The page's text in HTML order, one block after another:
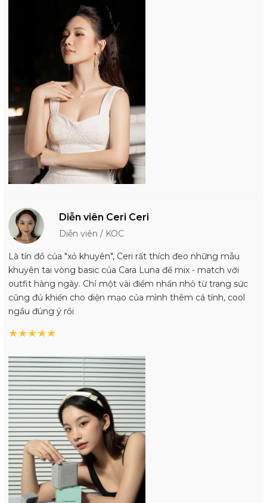
Diễn viên Ceri Ceri
Diễn viên / KOC
Là tín đồ của "xỏ khuyên", Ceri rất thích đeo những mẫu
khuyên tai vòng basic của Cara Luna để mix - match với
outfit hàng ngày. Chỉ một vài điểm nhấn nhỏ từ trang sức
cũng đủ khiến cho diện mạo của mình thêm cá tính, cool
ngầu đúng ý rồi
★★★★★